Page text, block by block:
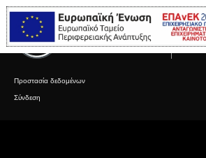
Μετάβαση
στο
περιεχόμενο
Mercedes-
Προστασία δεδομένων
Σύνδεση